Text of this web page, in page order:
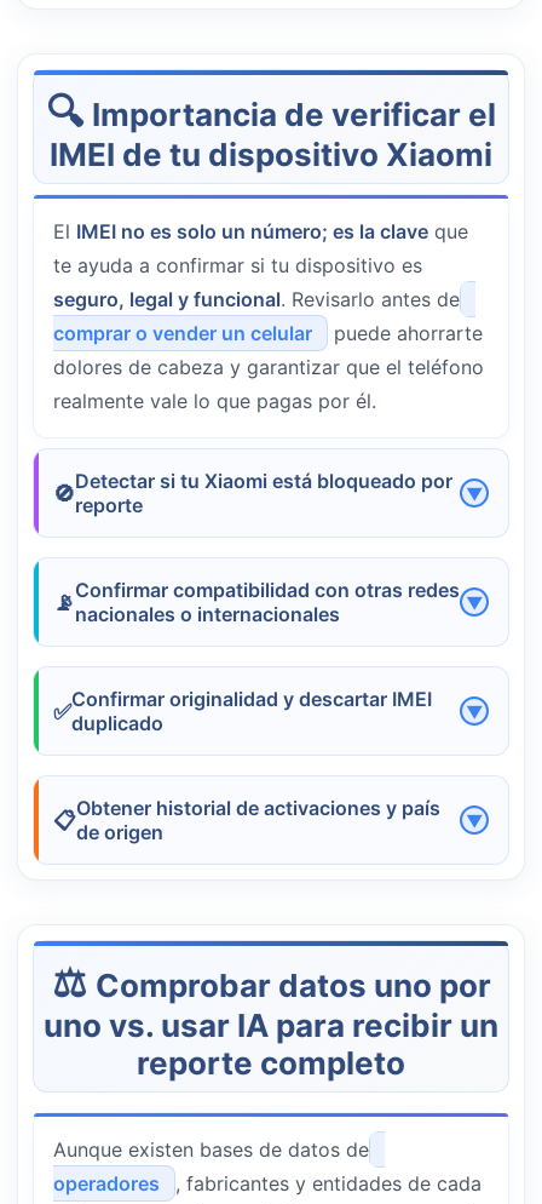
Importancia de verificar el
IMEI de tu dispositivo Xiaomi
El IMEI no es solo un número; es la clave que
te ayuda a confirmar si tu dispositivo es
seguro, legal y funcional. Revisarlo antes de
comprar o vender un celular
puede ahorrarte
dolores de cabeza y garantizar que el teléfono
realmente vale lo que pagas por él.
Detectar si tu Xiaomi está bloqueado por
reporte
En México, Chile, Estados Unidos y muchos
otros países, los celulares reportados por
robo, pérdida o falta de pagoentran en
lista
negra
. Eso significa queno podrán
IMEI antes de adquirir un Xiaomi usado es la
forma más confiable de evitar este problema.
Confirmar compatibilidad con otras redes
nacionales o internacionales
El IMEI también permite comprobar si un
modelo escompatible con bandas de red en
tu país. Esto es crucial cuando compras un
teléfono en el extranjero, ya que algunos
todas las regiones por restricciones del
operador original
u otros motivos.
Confirmar originalidad y descartar IMEI
duplicado
Uno de los datos más importantes es saber si
el IMEI de tu Xiaomi aparece como
IMEI
duplicadoporque eso querría decir que
clonaron el celular. Entonces, si quieres saber
o si es remanufacturado, lo mejor es verificar
su estado (también se puede ver la
originalidad en el
sitio web oficial de
Xiaomi
).
Obtener historial de activaciones y país
de origen
fabricó o distribuyó, además, claro, de ciertas
especificaciones básicas del equipo como
modelo y serial
. Esto ayuda a confirmar si
realmente estás comprando un teléfono nuevo
y originalo si ya fue usado previamente.
Comprobar datos uno por
uno vs. usar IA para recibir un
reporte completo
Aunque existen bases de datos de
operadores
, fabricantes y entidades de cada